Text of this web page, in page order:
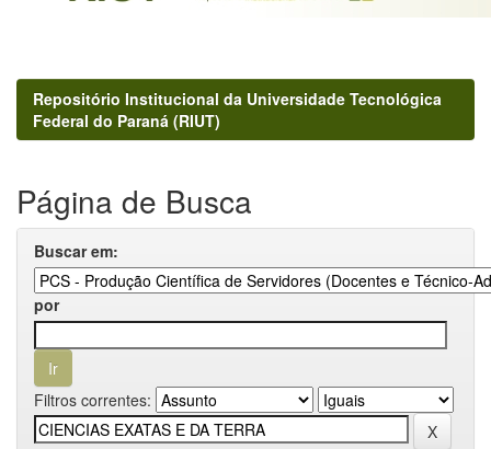
Repositório Institucional da Universidade Tecnológica
Federal do Paraná (RIUT)
Página de Busca
Buscar em:
por
Filtros correntes: